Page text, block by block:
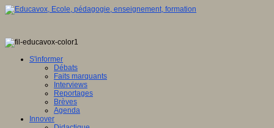
S'informer
Débats
Faits marquants
Interviews
Reportages
Brèves
Agenda
Innover